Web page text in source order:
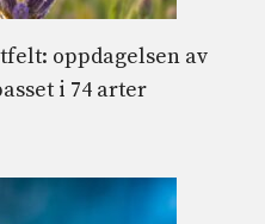
oppdagelsen av
i 74 arter